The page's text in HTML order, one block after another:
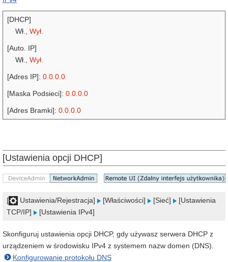
[DHCP]
Wł., Wył.
[Auto. IP]
Wł., Wył.
[Adres IP]: 0.0.0.0
[Maska Podsieci]: 0.0.0.0
[Adres Bramki]: 0.0.0.0
[Ustawienia opcji DHCP]
[ Ustawienia/Rejestracja] [Właściwości] [Sieć]
[Ustawienia
TCP/IP]
[Ustawienia IPv4]
Skonfiguruj ustawienia opcji DHCP, gdy używasz serwera DHCP z
urządzeniem w środowisku IPv4 z systemem nazw domen (DNS).
Konfigurowanie protokołu DNS